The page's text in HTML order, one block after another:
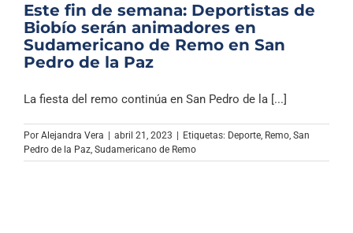
Este fin de semana: Deportistas de
Biobío serán animadores en
Sudamericano de Remo en San
Pedro de la Paz
La fiesta del remo continúa en San Pedro de la [...]
Por Alejandra Vera abril 21, 2023 Etiquetas: Deporte, Remo, San
Pedro de la Paz, Sudamericano de Remo